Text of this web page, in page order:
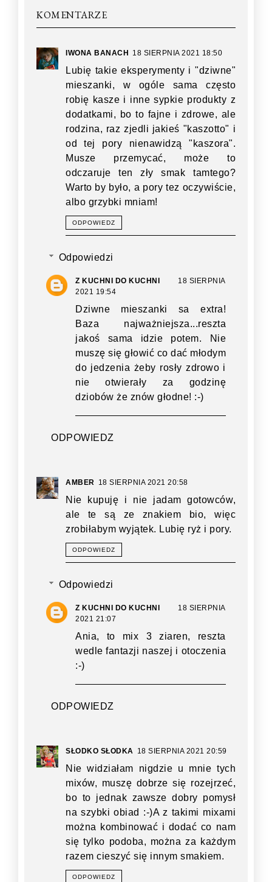
KOMENTARZE
IWONA BANACH 18 SIERPNIA 2021 18:50
Lubię takie eksperymenty i "dziwne"
mieszanki, w ogóle sama często
robię kasze i inne sypkie produkty z
dodatkami, bo to fajne i zdrowe, ale
rodzina, raz zjedli jakieś "kaszotto" i
od tej pory nienawidzą "kaszora".
Musze przemycać, może to
odczaruje ten zły smak tamtego?
Warto by było, a pory tez oczywiście,
albo grzybki mniam!
ODPOWIEDZ
Odpowiedzi
Z KUCHNI DO KUCHNI
18 SIERPNIA
2021 19:54
Dziwne mieszanki sa extra!
Baza najważniejsza...reszta
jakoś sama idzie potem. Nie
muszę się głowić co dać młodym
do jedzenia żeby rosły zdrowo i
nie otwierały za godzinę
dziobów że znów głodne! :-)
ODPOWIEDZ
AMBER 18 SIERPNIA 2021 20:58
Nie kupuję i nie jadam gotowców,
ale te są ze znakiem bio, więc
zrobiłabym wyjątek. Lubię ryż i pory.
ODPOWIEDZ
Odpowiedzi
Z KUCHNI DO KUCHNI
18 SIERPNIA
2021 21:07
Ania, to mix 3 ziaren, reszta
wedle fantazji naszej i otoczenia
:-)
ODPOWIEDZ
SŁODKO SŁODKA 18 SIERPNIA 2021 20:59
Nie widziałam nigdzie u mnie tych
mixów, muszę dobrze się rozejrzeć,
bo to jednak zawsze dobry pomysł
na szybki obiad :-)A z takimi mixami
można kombinować i dodać co nam
się tylko podoba, można za każdym
razem cieszyć się innym smakiem.
ODPOWIEDZ